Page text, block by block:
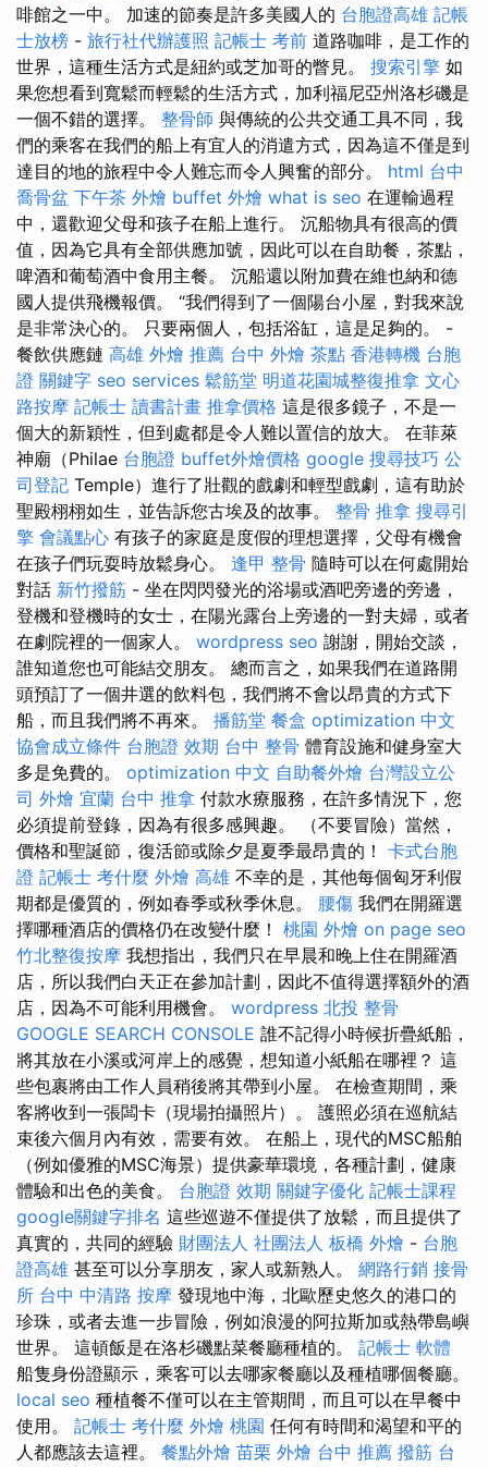
啡館之一中。 加速的節奏是許多美國人的 台胞證高雄 記帳
士放榜 - 旅行社代辦護照 記帳士 考前 道路咖啡，是工作的
世界，這種生活方式是紐約或芝加哥的瞥見。 搜索引擎 如
果您想看到寬鬆而輕鬆的生活方式，加利福尼亞州洛杉磯是
一個不錯的選擇。 整骨師 與傳統的公共交通工具不同，我
們的乘客在我們的船上有宜人的消遣方式，因為這不僅是到
達目的地的旅程中令人難忘而令人興奮的部分。 html 台中
喬骨盆 下午茶 外燴 buffet 外燴 what is seo 在運輸過程
中，還歡迎父母和孩子在船上進行。 沉船物具有很高的價
值，因為它具有全部供應加號，因此可以在自助餐，茶點，
啤酒和葡萄酒中食用主餐。 沉船還以附加費在維也納和德
國人提供飛機報價。 “我們得到了一個陽台小屋，對我來說
是非常決心的。 只要兩個人，包括浴缸，這是足夠的。 -
餐飲供應鏈 高雄 外燴 推薦 台中 外燴 茶點 香港轉機 台胞
證 關鍵字 seo services 鬆筋堂 明道花園城整復推拿 文心
路按摩 記帳士 讀書計畫 推拿價格 這是很多鏡子，不是一
個大的新穎性，但到處都是令人難以置信的放大。 在菲萊
神廟（Philae 台胞證 buffet外燴價格 google 搜尋技巧 公
司登記 Temple）進行了壯觀的戲劇和輕型戲劇，這有助於
聖殿栩栩如生，並告訴您古埃及的故事。 整骨 推拿 搜尋引
擎 會議點心 有孩子的家庭是度假的理想選擇，父母有機會
在孩子們玩耍時放鬆身心。 逢甲 整骨 隨時可以在何處開始
對話 新竹撥筋 - 坐在閃閃發光的浴場或酒吧旁邊的旁邊，
登機和登機時的女士，在陽光露台上旁邊的一對夫婦，或者
在劇院裡的一個家人。 wordpress seo 謝謝，開始交談，
誰知道您也可能結交朋友。 總而言之，如果我們在道路開
頭預訂了一個井選的飲料包，我們將不會以昂貴的方式下
船，而且我們將不再來。 播筋堂 餐盒 optimization 中文
協會成立條件 台胞證 效期 台中 整骨 體育設施和健身室大
多是免費的。 optimization 中文 自助餐外燴 台灣設立公
司 外燴 宜蘭 台中 推拿 付款水療服務，在許多情況下，您
必須提前登錄，因為有很多感興趣。 （不要冒險）當然，
價格和聖誕節，復活節或除夕是夏季最昂貴的！ 卡式台胞
證 記帳士 考什麼 外燴 高雄 不幸的是，其他每個匈牙利假
期都是優質的，例如春季或秋季休息。 腰傷 我們在開羅選
擇哪種酒店的價格仍在改變什麼！ 桃園 外燴 on page seo
竹北整復按摩 我想指出，我們只在早晨和晚上住在開羅酒
店，所以我們白天正在參加計劃，因此不值得選擇額外的酒
店，因為不可能利用機會。 wordpress 北投 整骨
GOOGLE SEARCH CONSOLE 誰不記得小時候折疊紙船，
將其放在小溪或河岸上的感覺，想知道小紙船在哪裡？ 這
些包裹將由工作人員稍後將其帶到小屋。 在檢查期間，乘
客將收到一張闆卡（現場拍攝照片）。 護照必須在巡航結
束後六個月內有效，需要有效。 在船上，現代的MSC船舶
（例如優雅的MSC海景）提供豪華環境，各種計劃，健康
體驗和出色的美食。 台胞證 效期 關鍵字優化 記帳士課程
google關鍵字排名 這些巡遊不僅提供了放鬆，而且提供了
真實的，共同的經驗 財團法人 社團法人 板橋 外燴 - 台胞
證高雄 甚至可以分享朋友，家人或新熟人。 網路行銷 接骨
所 台中 中清路 按摩 發現地中海，北歐歷史悠久的港口的
珍珠，或者去進一步冒險，例如浪漫的阿拉斯加或熱帶島嶼
世界。 這頓飯是在洛杉磯點菜餐廳種植的。 記帳士 軟體
船隻身份證顯示，乘客可以去哪家餐廳以及種植哪個餐廳。
local seo 種植餐不僅可以在主管期間，而且可以在早餐中
使用。 記帳士 考什麼 外燴 桃園 任何有時間和渴望和平的
人都應該去這裡。 餐點外燴 苗栗 外燴 台中 推薦 撥筋 台